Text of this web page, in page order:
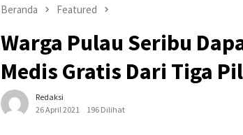
Beranda Featured
Warga Pulau Seribu
Medis Gratis Dari Tiga
Redaksi
26 April 2021
196 Dilihat